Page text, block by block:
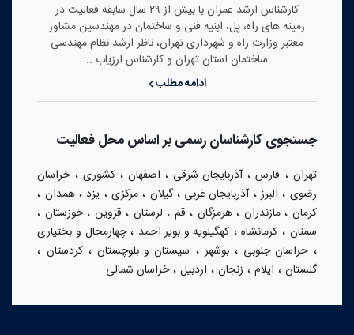
کارشناس ارشد عمران با بیش از ۲۹ سال سابقه فعالیت در
زمینه های راه، پل، ابنیه فنی و ساختمان در مهندسین مشاور
معتبر وزارت راه و شهرداری تهران، ناظر ارشد نظام مهندسی
ساختمان استان تهران و کارشناس ارزیاب ..
ادامه مطلب
جستجوی کارشناسان رسمی بر اساس محل فعالیت
تهران ، فارس،آذربایجان شرقی ، اصفهان ،کشوری ،خراسان
رضوی ، البرز،آذربایجان غربی ،گیلان ،مرکزی ، یزد،همدان ،
کرمان ،مازندران ،هرمزگان ، قم ، لرستان ، قزوین ،خوزستان ،
سمنان ، کرمانشاه، کهگیلویه و بویر احمد ،چهارمحال و بختیاری
،خراسان جنوبی ،بوشهر، سیستان و بلوچستان،کردستان ،
گلستان ، ایلام ، زنجان ، اردبیل ،خراسان شمالی